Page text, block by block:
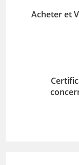
Acheter et